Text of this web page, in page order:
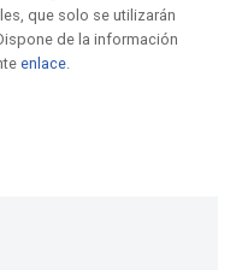
que solo se utilizarán
de la información
enlace.